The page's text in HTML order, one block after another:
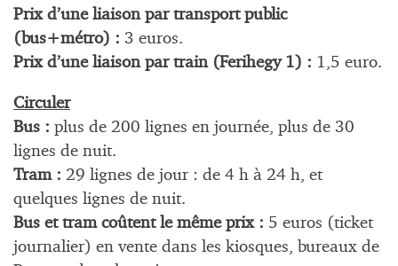
Prix d’une liaison par transport public
(bus+métro) : 3 euros.
Prix d’une liaison par train (Ferihegy 1) : 1,5 euro.
Circuler
Bus : plus de 200 lignes en journée, plus de 30
lignes de nuit.
Tram : 29 lignes de jour : de 4 h à 24 h, et
quelques lignes de nuit.
Bus et tram coûtent le même prix : 5 euros (ticket
journalier) en vente dans les kiosques, bureaux de